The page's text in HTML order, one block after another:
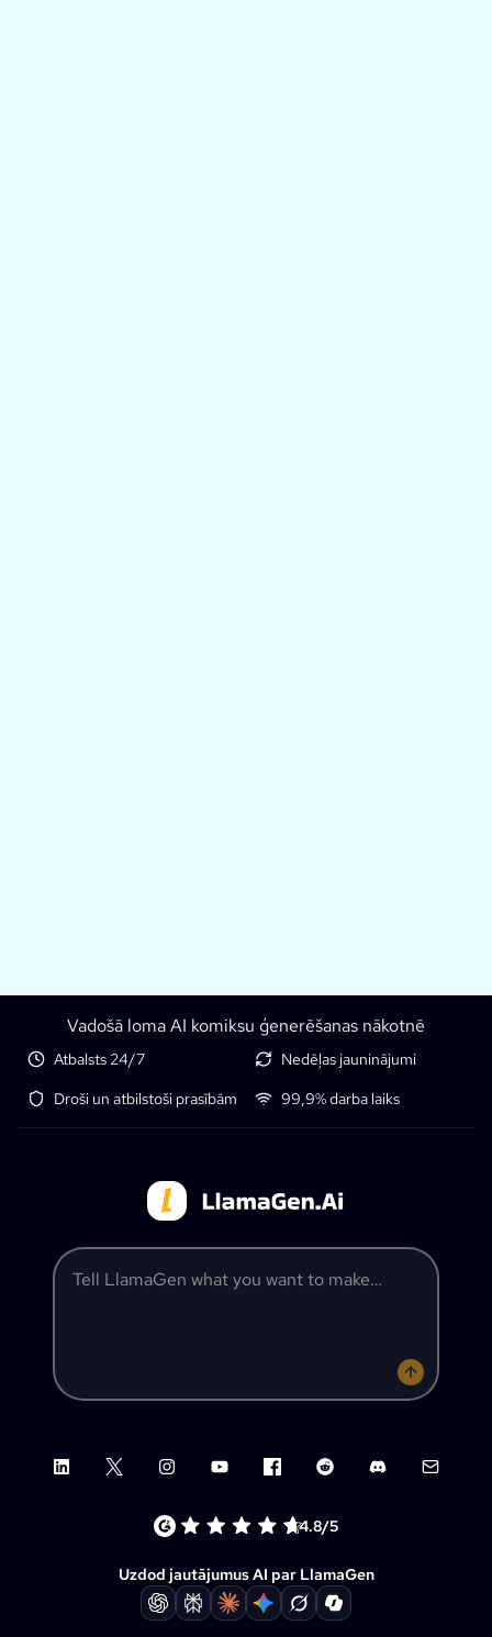
Vadošā loma AI komiksu ģenerēšanas nākotnē
Atbalsts 24/7
Nedēļas jauninājumi
Droši un atbilstoši prasībām
99,9% darba laiks
Tell LlamaGen what you want to make
LinkedInX (Twitter)InstagramYouTubeFacebook group
Reddit DiscordEmail
4.8/5
Uzdod jautājumus AI par LlamaGen